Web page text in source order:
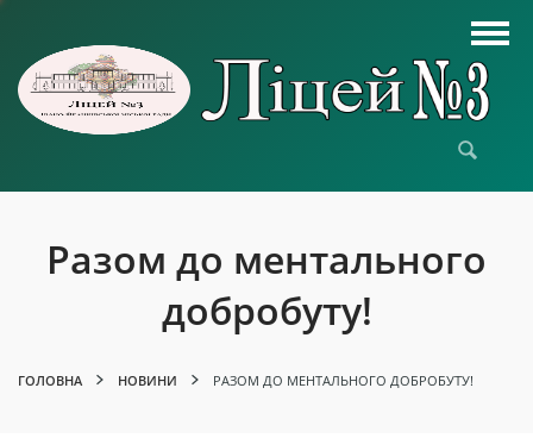
Разом до ментального
добробуту!
ГОЛОВНА НОВИНИ РАЗОМ ДО МЕНТАЛЬНОГО ДОБРОБУТУ!